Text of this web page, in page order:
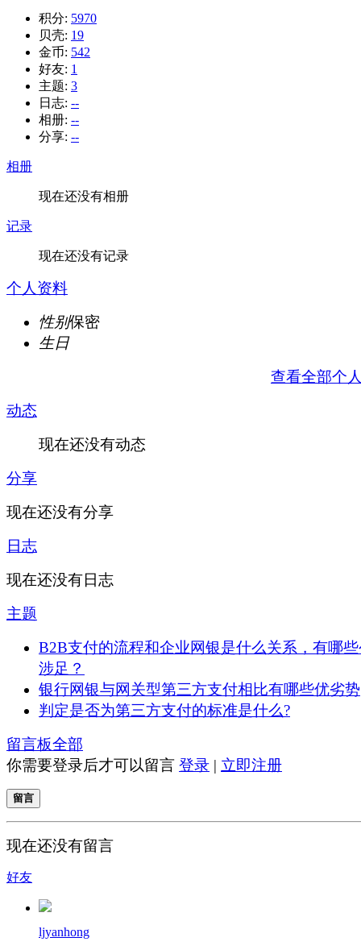
积分: 5970
贝壳: 19
金币: 542
好友: 1
主题: 3
日志: --
相册: --
分享: --
相册
现在还没有相册
记录
现在还没有记录
个人资料
性别保密
生日
查看全部个
动态
现在还没有动态
分享
现在还没有分享
日志
现在还没有日志
主题
B2B支付的流程和企业网银是什么关系，有哪
涉足？
银行网银与网关型第三方支付相比有哪些优劣势
判定是否为第三方支付的标准是什么?
留言板全部
你需要登录后才可以留言 登录 | 立即注册
留言
现在还没有留言
好友
ljyanhong